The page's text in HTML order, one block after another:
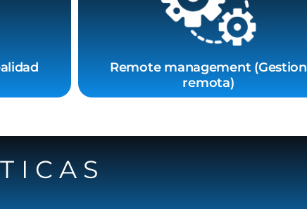
Remote management (Gestion
remota)